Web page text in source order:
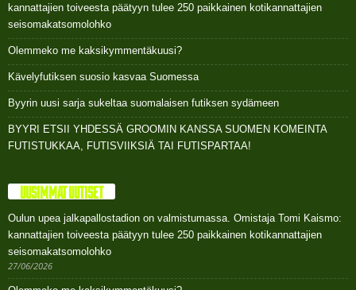
kannattajien toiveesta päätyyn tulee 250 paikkainen kotikannattajien
seisomakatsomolohko
Olemmeko me kaksikymmentäkuusi?
Kävelyfutiksen suosio kasvaa Suomessa
Byyrin uusi sarja sukeltaa suomalaisen futiksen sydämeen
BYYRI ETSII YHDESSÄ GROOMIN KANSSA SUOMEN KOMEINTA
FUTISTUKKAA, FUTISVIIKSIÄ TAI FUTISPARTAA!
UUSIMMAT UUTISET
Oulun upea jalkapallostadion on valmistumassa. Omistaja Tomi Kaismo:
kannattajien toiveesta päätyyn tulee 250 paikkainen kotikannattajien
seisomakatsomolohko
27/06/2026